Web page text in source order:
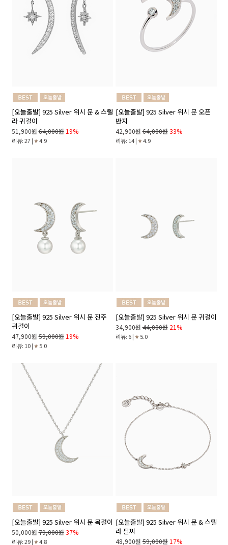
[오늘출발] 925 Silver 위시 문 & 스텔
라 귀걸이
51,900원 64,000원 19%
리뷰: 27 | 4.9
[오늘출발] 925 Silver 위시 문 오픈
반지
42,900원 64,000원 33%
리뷰: 14 | 4.9
[오늘출발] 925 Silver 위시 문 진주
귀걸이
47,900원 59,000원 19%
리뷰: 10 | 5.0
[오늘출발] 925 Silver 위시 문 귀걸이
34,900원 44,000원 21%
리뷰: 6 | 5.0
[오늘출발] 925 Silver 위시 문 목걸이
50,000원 79,000원 37%
리뷰: 29 | 4.8
[오늘출발] 925 Silver 위시 문 & 스텔
라 팔찌
48,900원 59,000원 17%